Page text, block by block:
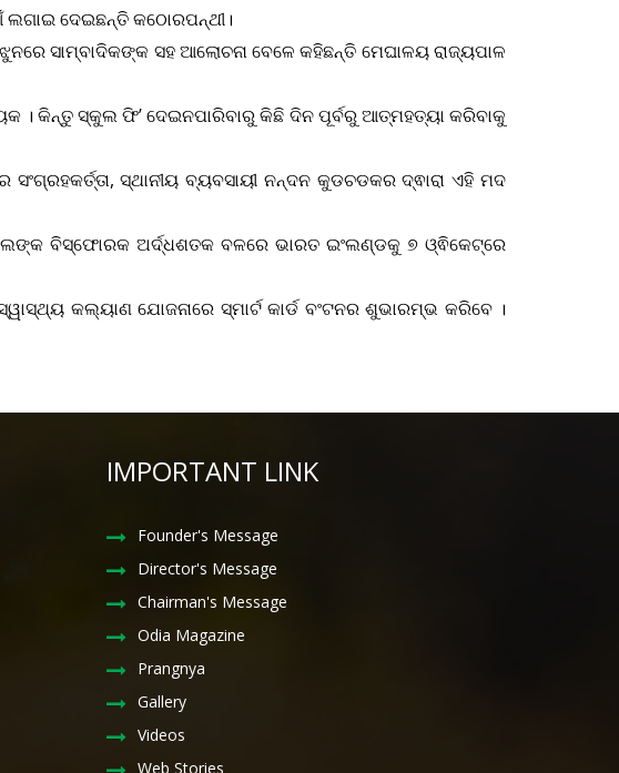
ଲଗାଇ ଦେଇଛନ୍ତି କଠୋରପନ୍ଥୀ।
ସାମ୍ବାଦିକଙ୍କ ସହ ଆଲୋଚନା ବେଳେ କହିଛନ୍ତି ମେଘାଳୟ ରାଜ୍ୟପାଳ
। କିନ୍ତୁ ସ୍କୁଲ ଫି’ ଦେଇନପାରିବାରୁ କିଛି ଦିନ ପୂର୍ବରୁ ଆତ୍ମହତ୍ୟା କରିବାକୁ
ସ୍ଥାନୀୟ ବ୍ୟବସାୟୀ ନନ୍ଦନ କୁଡଚଡକର ଦ୍ଵାରା ଏହି ମଦ
ବିସ୍ଫୋରକ ଅର୍ଦ୍ଧଶତକ ବଳରେ ଭାରତ ଇଂଲଣ୍ଡକୁ ୭ ଓ୍ଵିକେଟ୍‌ରେ
କଲ୍ୟାଣ ଯୋଜନାରେ ସ୍ମାର୍ଟ କାର୍ଡ ବଂଟନର ଶୁଭାରମ୍ଭ କରିବେ ।
IMPORTANT LINK
Founder's Message
Director's Message
Chairman's Message
Odia Magazine
Prangnya
Gallery
Videos
Web Stories